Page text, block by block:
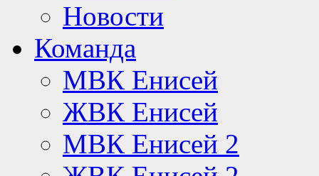
Новости
Команда
МВК Енисей
ЖВК Енисей
МВК Енисей 2